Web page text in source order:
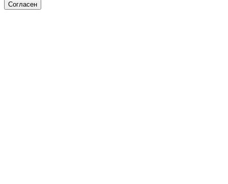
Согласен